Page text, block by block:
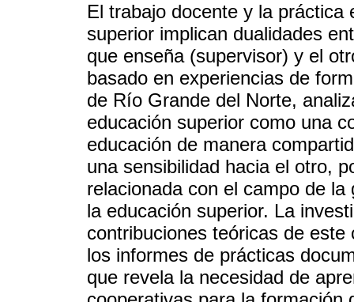
El trabajo docente y la
superior implican dualidades
que enseña (supervisor) y el
basado en experiencias de
de Río Grande del Norte,
educación superior como una
educación de manera
una sensibilidad hacia el otro,
relacionada con el campo de
la educación superior. La
contribuciones teóricas de
los informes de prácticas
que revela la necesidad de